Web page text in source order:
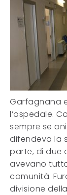
Garfagnana
l’ospedale.
sempre se
difendeva la
parte, di due
avevano
comunità.
divisione